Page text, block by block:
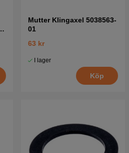
Mutter Klingaxel 5038563-
01
63 kr
I lager
Köp